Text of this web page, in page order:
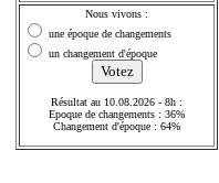
Nous vivons :
une époque de changements
un changement d'époque
Résultat au 10.08.2026 - 8h :
Epoque de changements : 36%
Changement d'époque : 64%